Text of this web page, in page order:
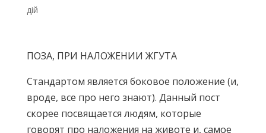
дій
ПОЗА, ПРИ НАЛОЖЕНИИ ЖГУТА
Стандартом является боковое положение (и,
вроде, все про него знают). Данный пост
скорее посвящается людям, которые
говорят про наложения на животе и, самое